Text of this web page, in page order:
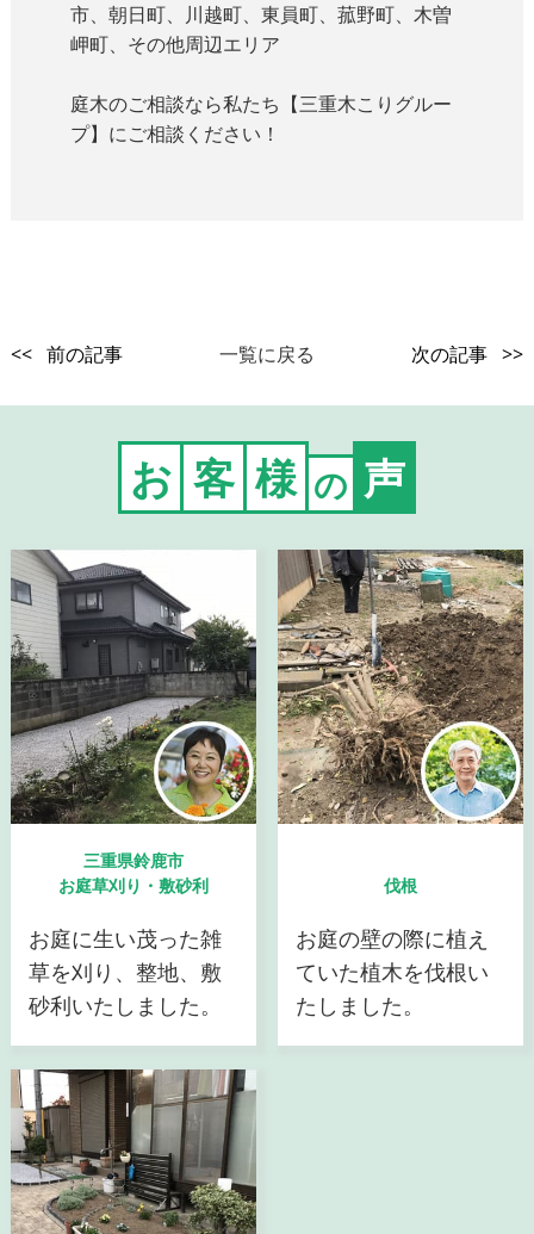
市、朝日町、川越町、 東員町、菰野町、木曽
岬町、その他周辺エリア
庭木のご相談なら私たち【三重木こりグルー
プ】 にご相談ください！
<< 前の記事 一覧に戻る 次の記事 >>
お 客 様 の 声
三重県鈴鹿市
お庭草刈り・敷砂利
お庭に生い茂った雑
草を刈り、整地、敷
砂利いたしました。
伐根
お庭の壁の際に植え
ていた植木を伐根い
たしました。